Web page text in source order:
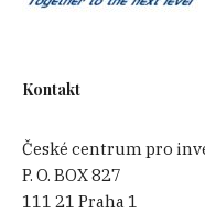
Kontakt
České centrum pro
P. O. BOX 827
111 21 Praha 1